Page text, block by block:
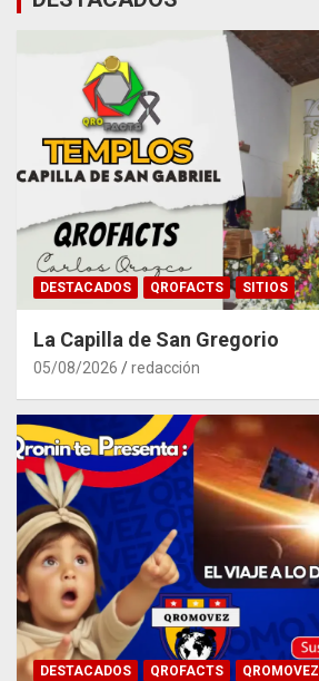
DESTACADOS QROFACTS SITIOS
La Capilla de San Gregorio
05/08/2026 redacción
DESTACADOS QROFACTS QROMOVEZ